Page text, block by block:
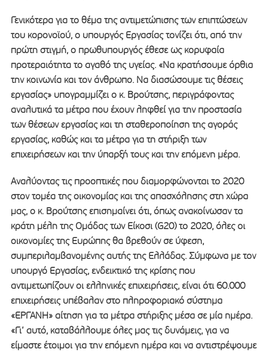
Γενικότερα για το θέμα της αντιμετώπισης των επιπτώσεων
του κορονοϊού, ο υπουργός Εργασίας τονίζει ότι, από την
πρώτη στιγμή, ο πρωθυπουργός έθεσε ως κορυφαία
προτεραιότητα το αγαθό της υγείας. «Να κρατήσουμε όρθια
την κοινωνία και τον άνθρωπο. Να διασώσουμε τις θέσεις
εργασίας» υπογραμμίζει ο κ. Βρούτσης, περιγράφοντας
αναλυτικά τα μέτρα που έχουν ληφθεί για την προστασία
των θέσεων εργασίας και τη σταθεροποίηση της αγοράς
εργασίας, καθώς και τα μέτρα για τη στήριξη των
επιχειρήσεων και την ύπαρξή τους και την επόμενη μέρα.
Αναλύοντας τις προοπτικές που διαμορφώνονται το 2020
στον τομέα της οικονομίας και της απασχόλησης στη χώρα
μας, ο κ. Βρούτσης επισημαίνει ότι, όπως ανακοίνωσαν τα
κράτη μέλη της Ομάδας των Είκοσι (G20) το 2020, όλες οι
οικονομίες της Ευρώπης θα βρεθούν σε ύφεση,
συμπεριλαμβανομένης αυτής της Ελλάδας. Σύμφωνα με τον
υπουργό Εργασίας, ενδεικτικό της κρίσης που
αντιμετωπίζουν οι ελληνικές επιχειρήσεις, είναι ότι 60.000
επιχειρήσεις υπέβαλαν στο πληροφοριακό σύστημα
«ΕΡΓΑΝΗ» αίτηση για τα μέτρα στήριξης μέσα σε μία ημέρα.
«Γι’ αυτό, καταβάλλουμε όλες μας τις δυνάμεις, για να
είμαστε έτοιμοι για την επόμενη ημέρα και να αντιστρέψουμε